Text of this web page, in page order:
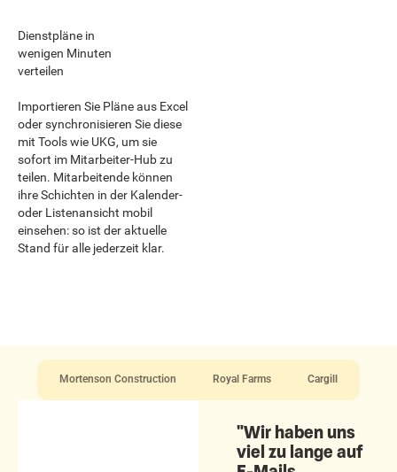
Dienstpläne in
wenigen Minuten
verteilen
Importieren Sie Pläne aus Excel
oder synchronisieren Sie diese
mit Tools wie UKG, um sie
sofort im Mitarbeiter-Hub zu
teilen. Mitarbeitende können
ihre Schichten in der Kalender-
oder Listenansicht mobil
einsehen: so ist der aktuelle
Stand für alle jederzeit klar.
Mortenson Construction Royal Farms Cargill
"Wir haben uns
viel zu lange auf